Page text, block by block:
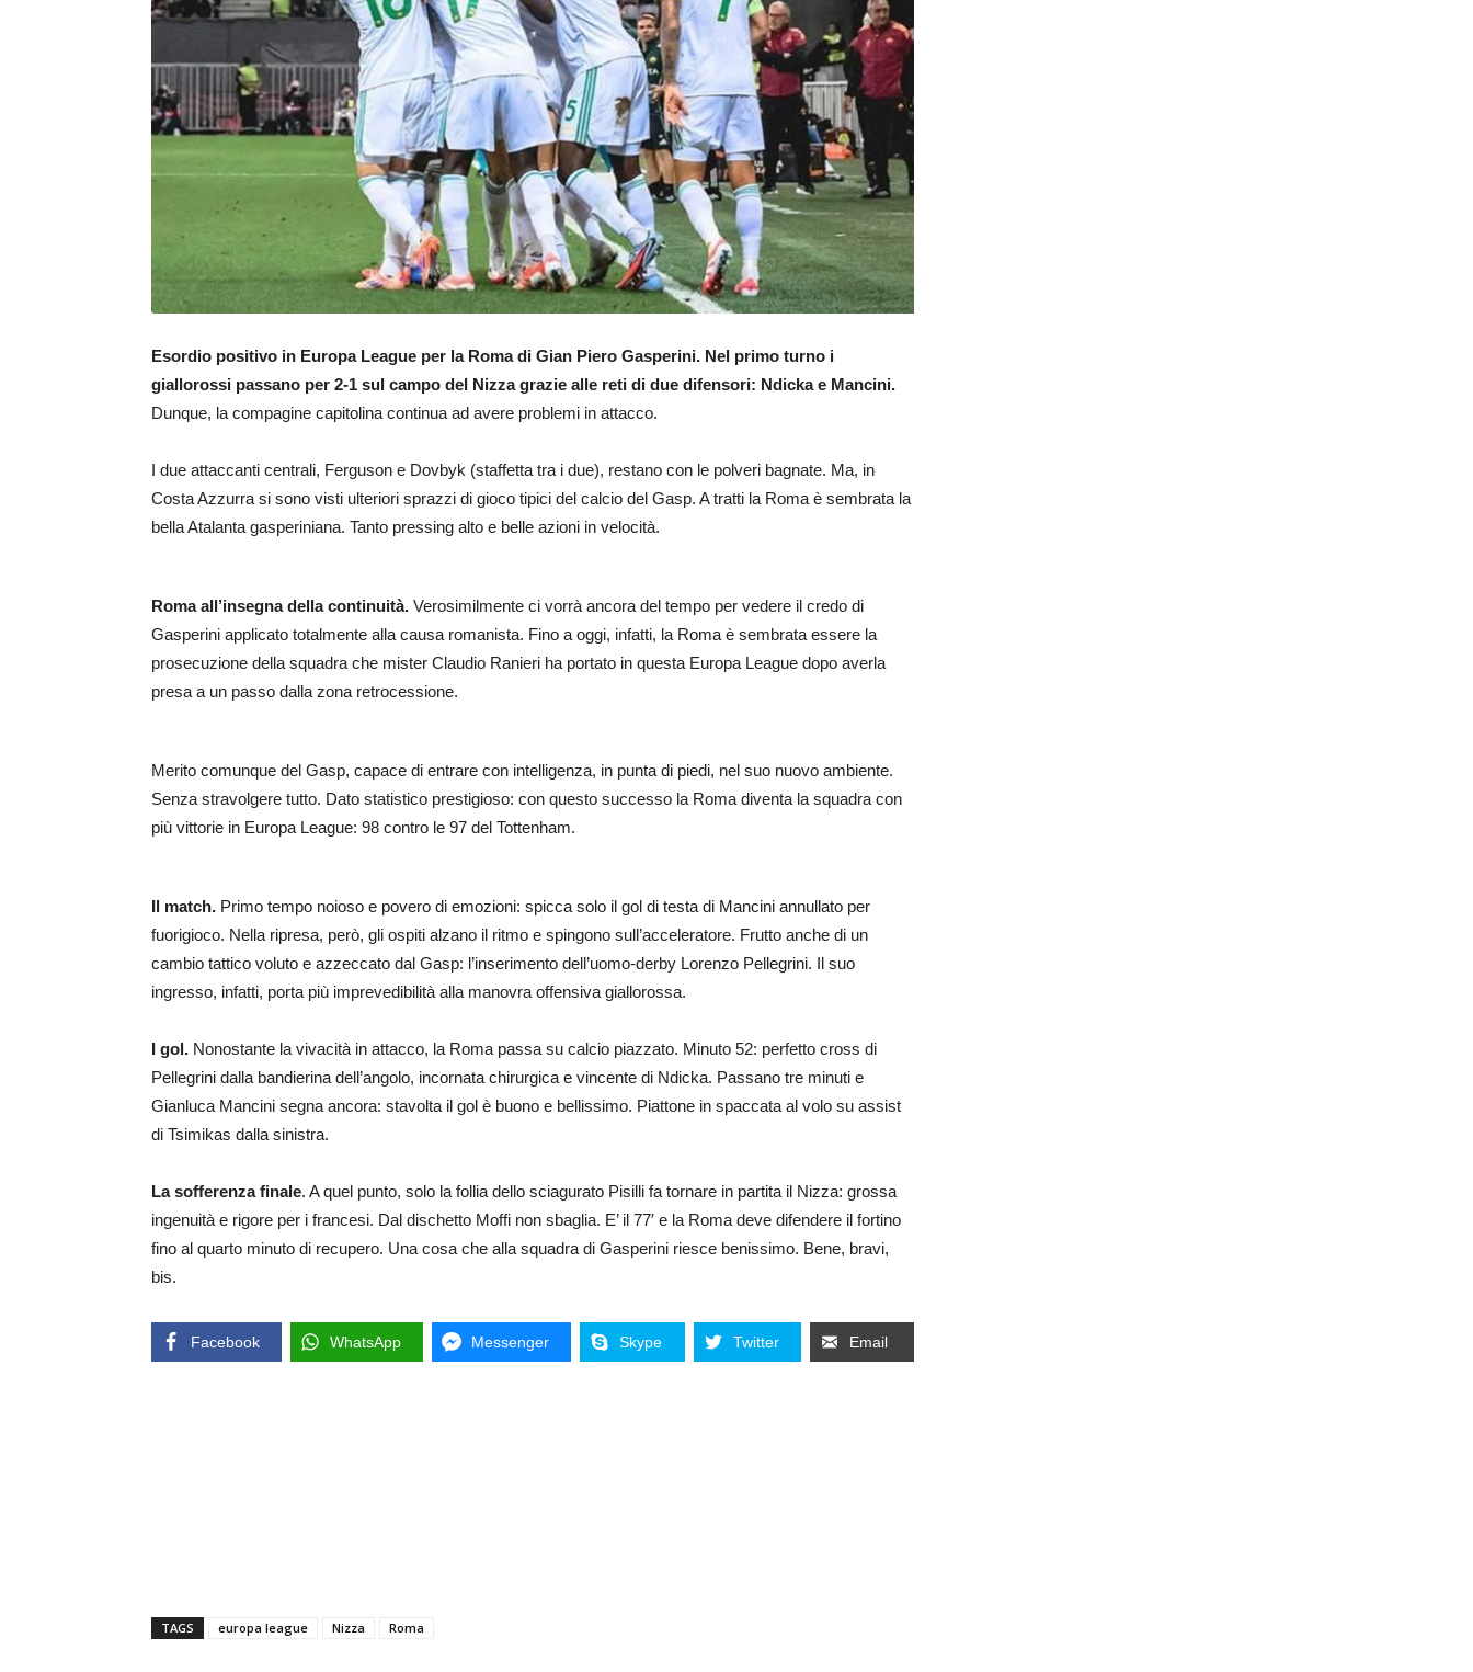
Esordio positivo in Europa League per la Roma di Gian Piero Gasperini. Nel primo turno i
giallorossi passano per 2-1 sul campo del Nizza grazie alle reti di due difensori: Ndicka e Mancini.
Dunque, la compagine capitolina continua ad avere problemi in attacco.
I due attaccanti centrali, Ferguson e Dovbyk (staffetta tra i due), restano con le polveri bagnate. Ma, in
Costa Azzurra si sono visti ulteriori sprazzi di gioco tipici del calcio del Gasp. A tratti la Roma è sembrata la
bella Atalanta gasperiniana. Tanto pressing alto e belle azioni in velocità.
Roma all’insegna della continuità. Verosimilmente ci vorrà ancora del tempo per vedere il credo di
Gasperini applicato totalmente alla causa romanista. Fino a oggi, infatti, la Roma è sembrata essere la
prosecuzione della squadra che mister Claudio Ranieri ha portato in questa Europa League dopo averla
presa a un passo dalla zona retrocessione.
Merito comunque del Gasp, capace di entrare con intelligenza, in punta di piedi, nel suo nuovo ambiente.
Senza stravolgere tutto. Dato statistico prestigioso: con questo successo la Roma diventa la squadra con
più vittorie in Europa League: 98 contro le 97 del Tottenham.
Il match. Primo tempo noioso e povero di emozioni: spicca solo il gol di testa di Mancini annullato per
fuorigioco. Nella ripresa, però, gli ospiti alzano il ritmo e spingono sull’acceleratore. Frutto anche di un
cambio tattico voluto e azzeccato dal Gasp: l’inserimento dell’uomo-derby Lorenzo Pellegrini. Il suo
ingresso, infatti, porta più imprevedibilità alla manovra offensiva giallorossa.
I gol. Nonostante la vivacità in attacco, la Roma passa su calcio piazzato. Minuto 52: perfetto cross di
Pellegrini dalla bandierina dell’angolo, incornata chirurgica e vincente di Ndicka. Passano tre minuti e
Gianluca Mancini segna ancora: stavolta il gol è buono e bellissimo. Piattone in spaccata al volo su assist
di Tsimikas dalla sinistra.
La sofferenza finale. A quel punto, solo la follia dello sciagurato Pisilli fa tornare in partita il Nizza: grossa
ingenuità e rigore per i francesi. Dal dischetto Moffi non sbaglia. E’ il 77′ e la Roma deve difendere il fortino
fino al quarto minuto di recupero. Una cosa che alla squadra di Gasperini riesce benissimo. Bene, bravi,
bis.
Facebook WhatsApp Messenger Skype Twitter Email
TAGS europa league Nizza Roma